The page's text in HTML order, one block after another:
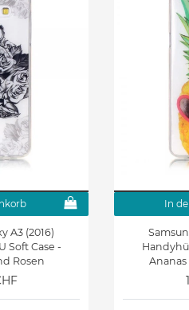
A3 (2016)
Soft Case -
Rosen
In